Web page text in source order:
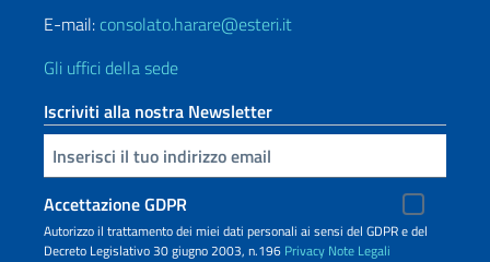
E-mail: consolato.harare@esteri.it
Gli uffici della sede
Iscriviti alla nostra Newsletter
Inserisci la tua email
Accettazione GDPR
Autorizzo il trattamento dei miei dati personali ai sensi del GDPR e del
Decreto Legislativo 30 giugno 2003, n.196 Privacy Note Legali